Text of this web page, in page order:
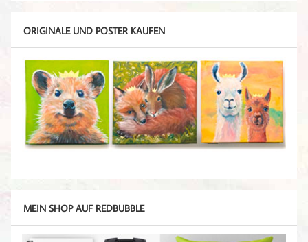
ORIGINALE UND POSTER KAUFEN
MEIN SHOP AUF REDBUBBLE